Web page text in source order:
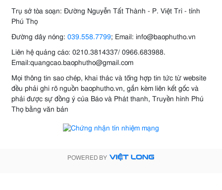
Trụ sở tòa soạn: Đường Nguyễn Tất Thành - P. Việt Trì - tỉnh
Phú Thọ
Đường dây nóng: 039.558.7799; Email: info@baophutho.vn
Liên hệ quảng cáo: 0210.3814337/ 0966.683988.
Email:quangcao.baophutho@gmail.com
Mọi thông tin sao chép, khai thác và tổng hợp tin tức từ website
đều phải ghi rõ nguồn baophutho.vn, gắn kèm liên kết gốc và
phải được sự đồng ý của Báo và Phát thanh, Truyền hình Phú
Thọ bằng văn bản
POWERED BY